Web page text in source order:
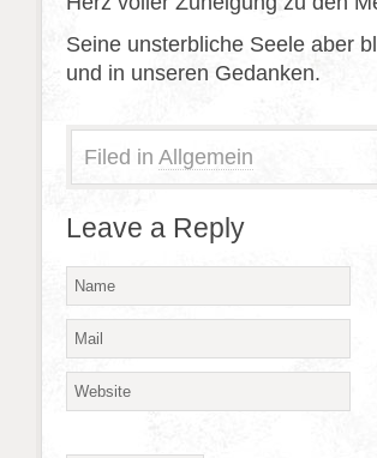
Seine unsterbliche Seele aber
und in unseren Gedanken.
Filed in Allgemein
Leave a Reply